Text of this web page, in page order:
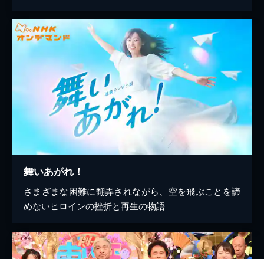
舞いあがれ！
さまざまな困難に翻弄されながら、空を飛ぶことを諦
めないヒロインの挫折と再生の物語